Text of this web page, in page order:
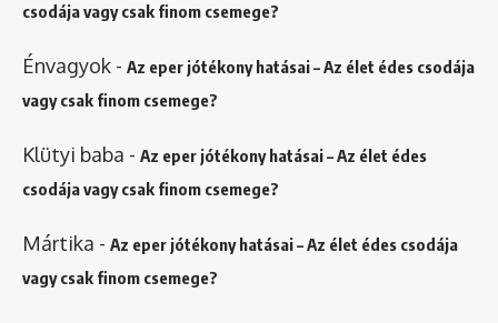
csodája vagy csak finom csemege?
Énvagyok - Az eper jótékony hatásai – Az élet édes csodája
vagy csak finom csemege?
Klütyi baba - Az eper jótékony hatásai – Az élet édes
csodája vagy csak finom csemege?
Mártika - Az eper jótékony hatásai – Az élet édes csodája
vagy csak finom csemege?